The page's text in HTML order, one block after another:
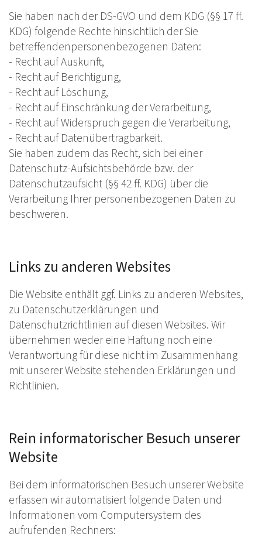
Sie haben nach der DS-GVO und dem KDG (§§ 17 ff.
KDG) folgende Rechte hinsichtlich der Sie
betreffendenpersonenbezogenen Daten:
- Recht auf Auskunft,
- Recht auf Berichtigung,
- Recht auf Löschung,
- Recht auf Einschränkung der Verarbeitung,
- Recht auf Widerspruch gegen die Verarbeitung,
- Recht auf Datenübertragbarkeit.
Sie haben zudem das Recht, sich bei einer
Datenschutz-Aufsichtsbehörde bzw. der
Datenschutzaufsicht (§§ 42 ff. KDG) über die
Verarbeitung Ihrer personenbezogenen Daten zu
beschweren.
Links zu anderen Websites
Die Website enthält ggf. Links zu anderen Websites,
zu Datenschutzerklärungen und
Datenschutzrichtlinien auf diesen Websites. Wir
übernehmen weder eine Haftung noch eine
Verantwortung für diese nicht im Zusammenhang
mit unserer Website stehenden Erklärungen und
Richtlinien.
Rein informatorischer Besuch unserer
Website
Bei dem informatorischen Besuch unserer Website
erfassen wir automatisiert folgende Daten und
Informationen vom Computersystem des
aufrufenden Rechners: